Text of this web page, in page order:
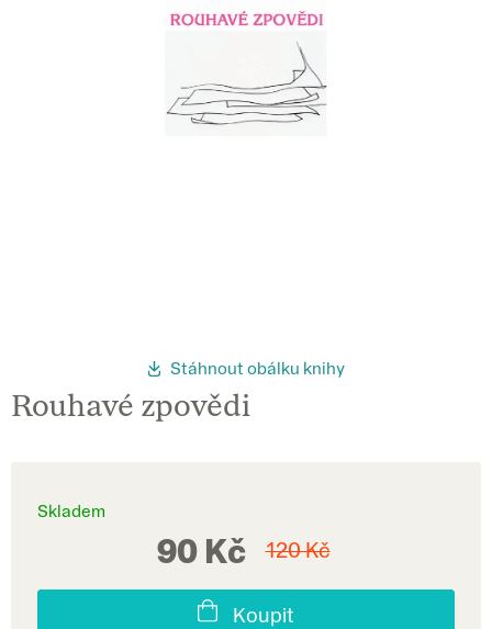
Stáhnout obálku knihy
Rouhavé zpovědi
Skladem
120 Kč
90 Kč
Koupit